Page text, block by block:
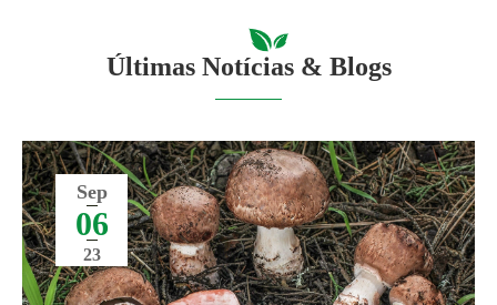
Últimas Notícias & Blogs
Sep
06
23